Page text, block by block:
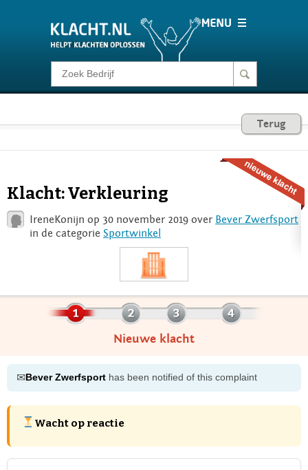
Klacht melden
Consumentenrecht Terug
Klacht: Verkleuring
IreneKonijn op 30 november 2019 over Bever Zwerfsport
in de categorie Sportwinkel
Nieuwe klacht
✉Bever Zwerfsport has been notified of this complaint
Wacht op reactie